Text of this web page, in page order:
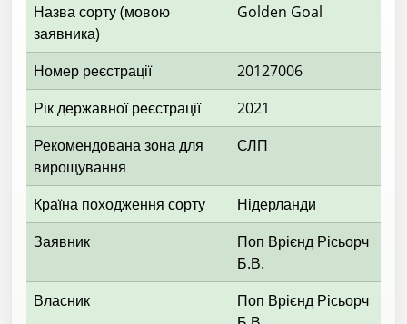
Назва сорту (мовою
заявника)
Golden Goal
Номер реєстрації
20127006
Рік державної реєстрації
2021
Рекомендована зона для
вирощування
СЛП
Країна походження сорту
Нідерланди
Заявник
Поп Врієнд Рісьорч
Б.В.
Власник
Поп Врієнд Рісьорч